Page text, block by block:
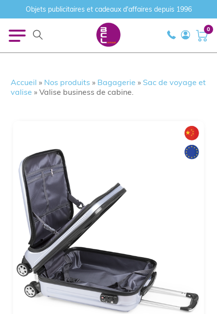
Objets publicitaires et cadeaux d'affaires depuis 1996
0
Accueil » Nos produits » Bagagerie » Sac de voyage et
valise »Valise business de cabine.